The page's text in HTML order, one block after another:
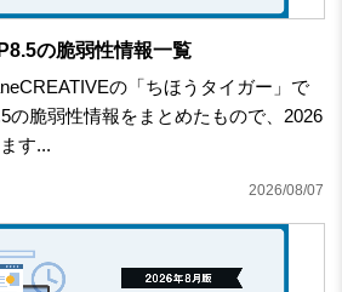
の脆弱性情報一覧
の「ちほうタイガー」で
の脆弱性情報をまとめたもので、2026
す...
2026/08/07